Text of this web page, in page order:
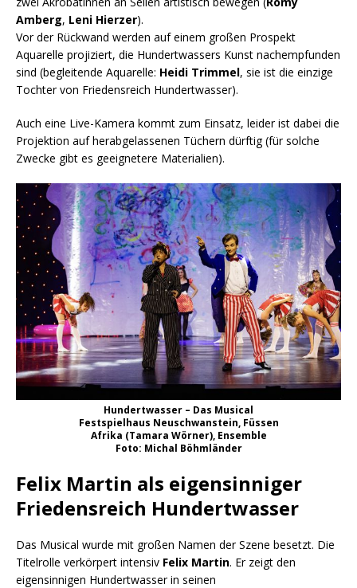
Amberg, Leni Hierzer).
Vor der Rückwand werden auf einem großen Prospekt
Aquarelle projiziert, die Hundertwassers Kunst nachempfunden
sind (begleitende Aquarelle: Heidi Trimmel, sie ist die einzige
Tochter von Friedensreich Hundertwasser).
Auch eine Live-Kamera kommt zum Einsatz, leider ist dabei die
Projektion auf herabgelassenen Tüchern dürftig (für solche
Zwecke gibt es geeignetere Materialien).
Hundertwasser – Das Musical
Festspielhaus Neuschwanstein, Füssen
Afrika (Tamara Wörner), Ensemble
Foto: Michal Böhmländer
Felix Martin als eigensinniger
Friedensreich Hundertwasser
Das Musical wurde mit großen Namen der Szene besetzt. Die
Titelrolle verkörpert intensiv Felix Martin. Er zeigt den
eigensinnigen Hundertwasser in seinen